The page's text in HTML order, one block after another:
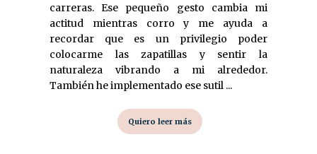
carreras. Ese pequeño gesto cambia mi
actitud mientras corro y me ayuda a
recordar que es un privilegio poder
colocarme las zapatillas y sentir la
naturaleza vibrando a mi alrededor.
También he implementado ese sutil ...
Quiero leer más